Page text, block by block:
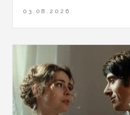
03.08.2026